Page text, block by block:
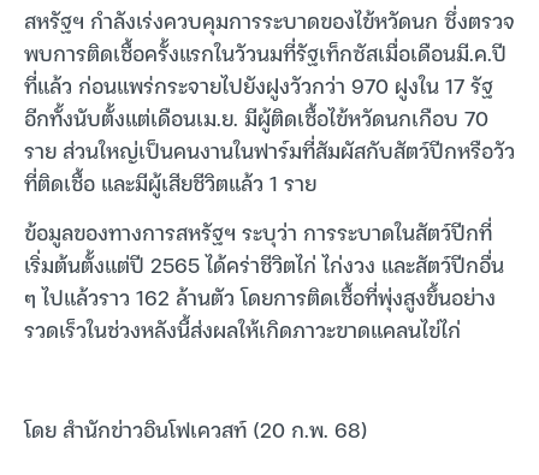
สหรัฐฯ กำลังเร่งควบคุมการระบาดของไข้หวัดนก ซึ่งตรวจ
พบการติดเชื้อครั้งแรกในวัวนมที่รัฐเท็กซัสเมื่อเดือนมี.ค.ปี
ที่แล้ว ก่อนแพร่กระจายไปยังฝูงวัวกว่า 970 ฝูงใน 17 รัฐ
อีกทั้งนับตั้งแต่เดือนเม.ย. มีผู้ติดเชื้อไข้หวัดนกเกือบ 70
ราย ส่วนใหญ่เป็นคนงานในฟาร์มที่สัมผัสกับสัตว์ปีกหรือวัว
ที่ติดเชื้อ และมีผู้เสียชีวิตแล้ว 1 ราย
ข้อมูลของทางการสหรัฐฯ ระบุว่า การระบาดในสัตว์ปีกที่
เริ่มต้นตั้งแต่ปี 2565 ได้คร่าชีวิตไก่ ไก่งวง และสัตว์ปีกอื่น
ๆ ไปแล้วราว 162 ล้านตัว โดยการติดเชื้อที่พุ่งสูงขึ้นอย่าง
รวดเร็วในช่วงหลังนี้ส่งผลให้เกิดภาวะขาดแคลนไข่ไก่
โดย สำนักข่าวอินโฟเควสท์ (20 ก.พ. 68)